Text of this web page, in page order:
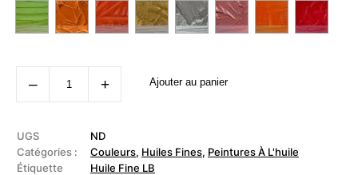
‒
quantité
de
Huile
fine
40ml
+ Ajouter au panier
UGS
ND
Catégories :
Couleurs, Huiles Fines, Peintures À L'huile
Étiquette
Huile Fine LB